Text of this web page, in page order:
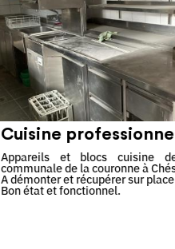
Cuisine
Appareils et blocs cuisine
communale de la couronne à
A démonter et récupérer sur
Bon état et fonctionnel.